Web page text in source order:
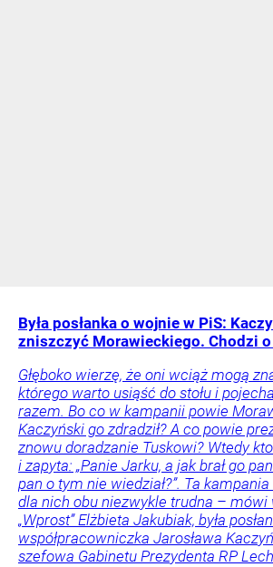
Była posłanka o wojnie w PiS:
zniszczyć Morawieckiego. Chodzi
Głęboko wierzę, że oni wciąż mogą
którego warto usiąść do stołu i
razem. Bo co w kampanii powie
Kaczyński go zdradził? A co powie
znowu doradzanie Tuskowi? Wtedy
i zapyta: „Panie Jarku, a jak brał go
pan o tym nie wiedział?”. Ta
dla nich obu niezwykle trudna –
„Wprost” Elżbieta Jakubiak, była
współpracowniczka Jarosława
szefowa Gabinetu Prezydenta RP